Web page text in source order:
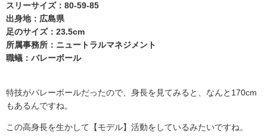
スリーサイズ：80-59-85
出身地：広島県
足のサイズ：23.5cm
所属事務所：ニュートラルマネジメント
職蟻：バレーボール
特技がバレーボールだったので、身長を見てみると、なんと 170cm
もあるんですね。
この高身長を生かして【モデル】活動をしているみたいですね。